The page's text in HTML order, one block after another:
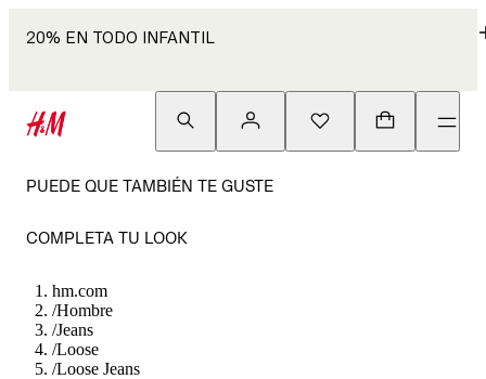
20% EN TODO INFANTIL
PUEDE QUE TAMBIÉN TE GUSTE
COMPLETA TU LOOK
hm.com
/Hombre
/Jeans
/Loose
/Loose Jeans